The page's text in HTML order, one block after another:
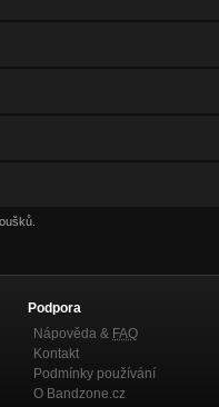
Podpora
Nápověda & FAQ
Kontakt
Podmínky používání
O Bandzone.cz